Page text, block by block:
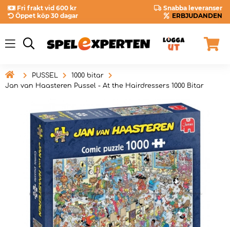
Fri frakt vid 600 kr
Snabba leveranser
Öppet köp 30 dagar
ERBJUDANDEN
 PUSSEL
1000 bitar
Jan van Haasteren Pussel - At the Hairdressers 1000 Bitar